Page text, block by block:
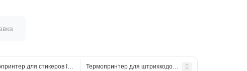
для стикеров IDPRT ID2P (203 dpi,USB+RS232+Ethernet)
Термопринтер для штрихкодов IDPRT ID4S (203